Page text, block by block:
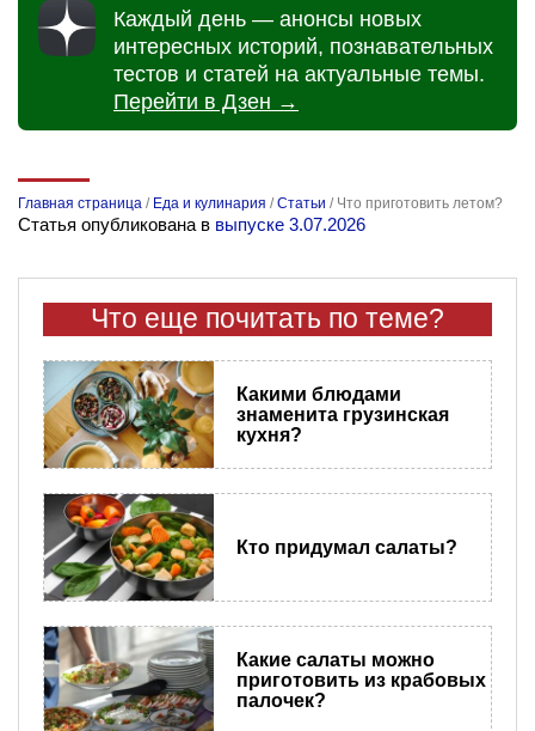
Каждый день — анонсы новых
интересных историй, познавательных
тестов и статей на актуальные темы.
Перейти в Дзен →
Главная страница / Еда и кулинария /Статьи / Что приготовить летом?
Статья опубликована в выпуске 3.07.2026
Что еще почитать по теме?
Какими блюдами
знаменита грузинская
кухня?
Кто придумал салаты?
Какие салаты можно
приготовить из крабовых
палочек?